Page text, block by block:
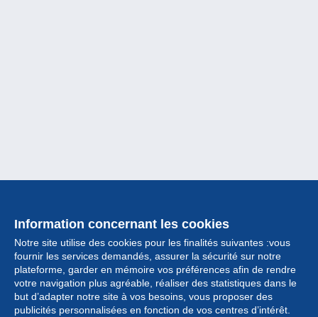
Information concernant les cookies
Notre site utilise des cookies pour les finalités suivantes :vous
fournir les services demandés, assurer la sécurité sur notre
plateforme, garder en mémoire vos préférences afin de rendre
votre navigation plus agréable, réaliser des statistiques dans le
but d’adapter notre site à vos besoins, vous proposer des
publicités personnalisées en fonction de vos centres d’intérêt.
Collection